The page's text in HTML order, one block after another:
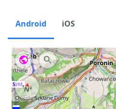
Android iOS